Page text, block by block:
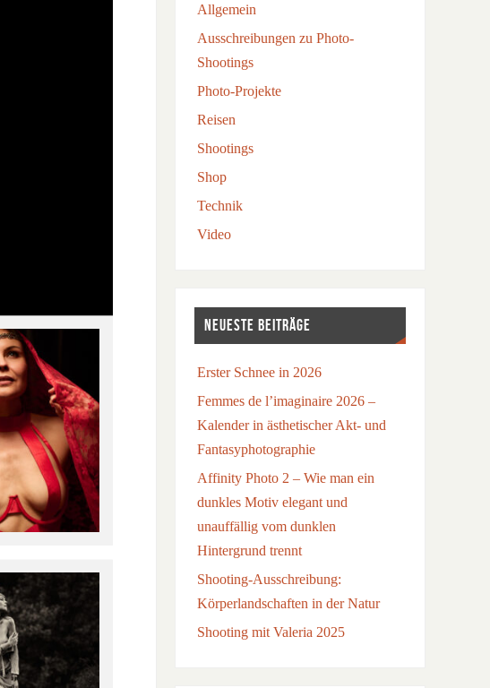
Allgemein
Ausschreibungen zu Photo-
Shootings
Photo-Projekte
Reisen
Shootings
Shop
Technik
Video
NEUESTE BEITRÄGE
Erster Schnee in 2026
Femmes de l’imaginaire 2026 –
Kalender in ästhetischer Akt- und
Fantasyphotographie
Affinity Photo 2 – Wie man ein
dunkles Motiv elegant und
unauffällig vom dunklen
Hintergrund trennt
Shooting-Ausschreibung:
Körperlandschaften in der Natur
Shooting mit Valeria 2025